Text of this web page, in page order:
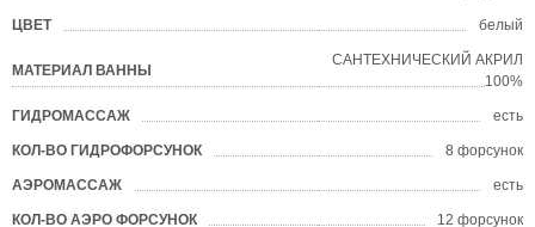
ЦВЕТ белый
МАТЕРИАЛ ВАННЫ
САНТЕХНИЧЕСКИЙ АКРИЛ
100%
ГИДРОМАССАЖ есть
КОЛ-ВО ГИДРОФОРСУНОК 8 форсунок
АЭРОМАССАЖ есть
КОЛ-ВО АЭРО ФОРСУНОК 12 форсунок